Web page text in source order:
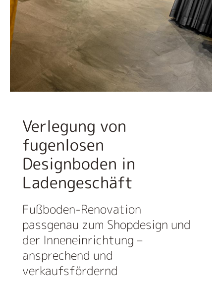
Verlegung von
fugenlosen
Designboden in
Ladengeschäft
Fußboden-Renovation
passgenau zum Shopdesign und
der Inneneinrichtung –
ansprechend und
verkaufsfördernd